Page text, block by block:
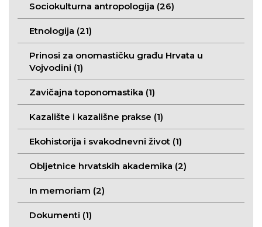
Sociokulturna antropologija (26)
Etnologija (21)
Prinosi za onomastičku građu Hrvata u
Vojvodini (1)
Zavičajna toponomastika (1)
Kazalište i kazališne prakse (1)
Ekohistorija i svakodnevni život (1)
Obljetnice hrvatskih akademika (2)
In memoriam (2)
Dokumenti (1)